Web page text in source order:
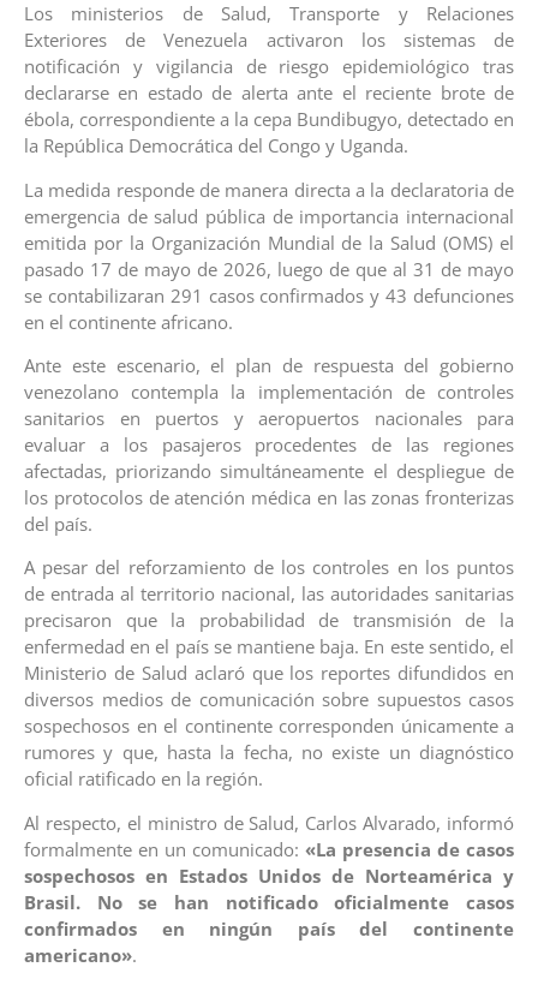
Los ministerios de Salud, Transporte y Relaciones
Exteriores de Venezuela activaron los sistemas de
notificación y vigilancia de riesgo epidemiológico tras
declararse en estado de alerta ante el reciente brote de
ébola, correspondiente a la cepa Bundibugyo, detectado en
la República Democrática del Congo y Uganda.
La medida responde de manera directa a la declaratoria de
emergencia de salud pública de importancia internacional
emitida por la Organización Mundial de la Salud (OMS) el
pasado 17 de mayo de 2026, luego de que al 31 de mayo
se contabilizaran 291 casos confirmados y 43 defunciones
en el continente africano.
Ante este escenario, el plan de respuesta del gobierno
venezolano contempla la implementación de controles
sanitarios en puertos y aeropuertos nacionales para
evaluar a los pasajeros procedentes de las regiones
afectadas, priorizando simultáneamente el despliegue de
los protocolos de atención médica en las zonas fronterizas
del país.
A pesar del reforzamiento de los controles en los puntos
de entrada al territorio nacional, las autoridades sanitarias
precisaron que la probabilidad de transmisión de la
enfermedad en el país se mantiene baja. En este sentido, el
Ministerio de Salud aclaró que los reportes difundidos en
diversos medios de comunicación sobre supuestos casos
sospechosos en el continente corresponden únicamente a
rumores y que, hasta la fecha, no existe un diagnóstico
oficial ratificado en la región.
Al respecto, el ministro de Salud, Carlos Alvarado, informó
formalmente en un comunicado: «La presencia de casos
sospechosos en Estados Unidos de Norteamérica y
Brasil. No se han notificado oficialmente casos
confirmados en ningún país del continente
americano».